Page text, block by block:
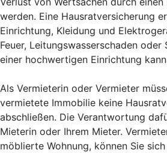
werden. Eine Hausratversicherung
Einrichtung, Kleidung und
Feuer, Leitungswasserschaden oder
einer hochwertigen Einrichtung
Als Vermieterin oder Vermieter
vermietete Immobilie keine
abschließen. Die Verantwortung
Mieterin oder Ihrem Mieter.
möblierte Wohnung, können Sie